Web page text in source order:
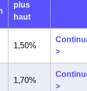
plus
haut
1,50%
>
1,70%
>